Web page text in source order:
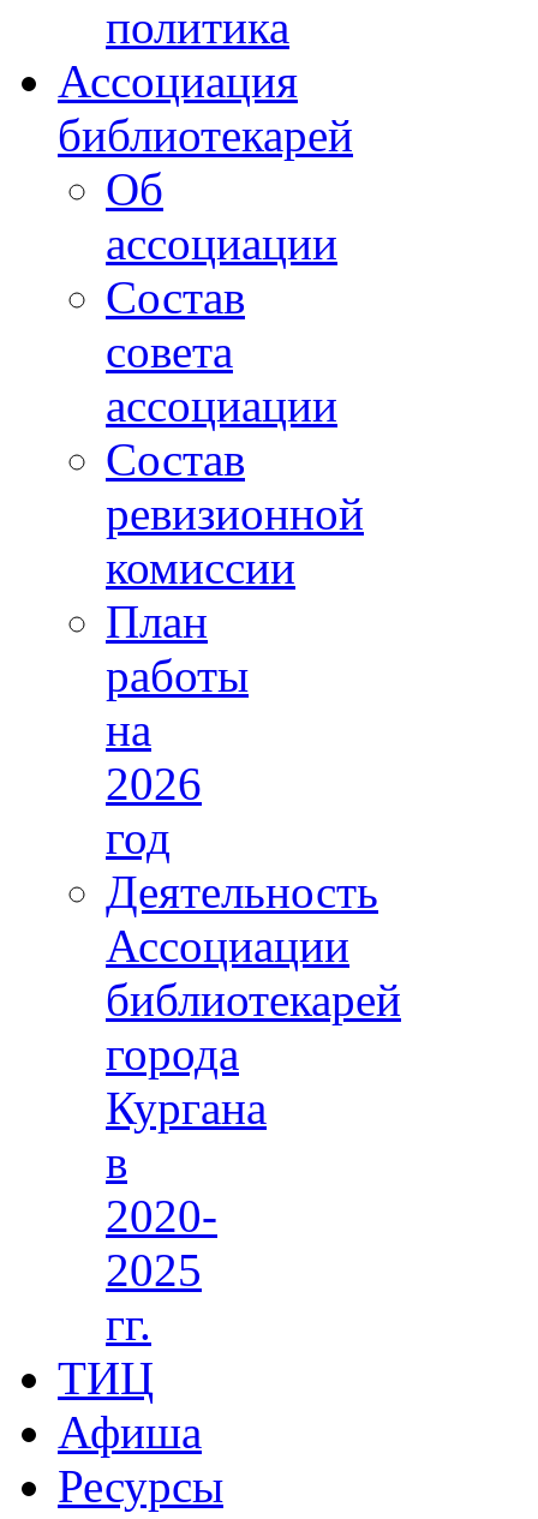
политика
Ассоциация
библиотекарей
Об
ассоциации
Состав
совета
ассоциации
Состав
ревизионной
комиссии
План
работы
на
2026
год
Деятельность
Ассоциации
библиотекарей
города
Кургана
в
2020-
2025
гг.
ТИЦ
Афиша
Ресурсы